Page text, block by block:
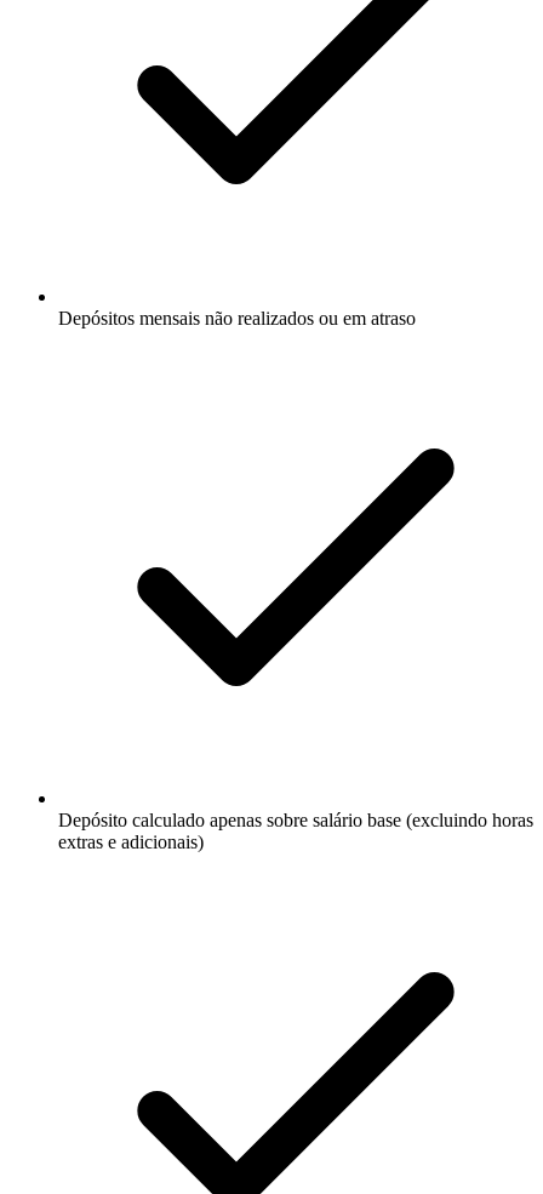
Depósitos mensais não realizados ou em atraso
Depósito calculado apenas sobre salário base (excluindo horas
extras e adicionais)